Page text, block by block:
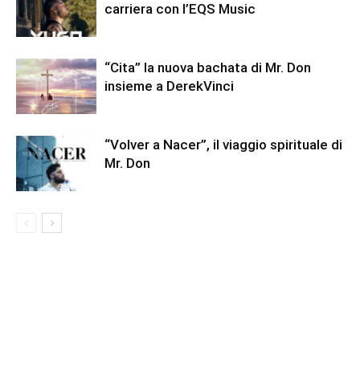
carriera con l’EQS Music
“Cita” la nuova bachata di Mr. Don
insieme a DerekVinci
“Volver a Nacer”, il viaggio spirituale di
Mr. Don